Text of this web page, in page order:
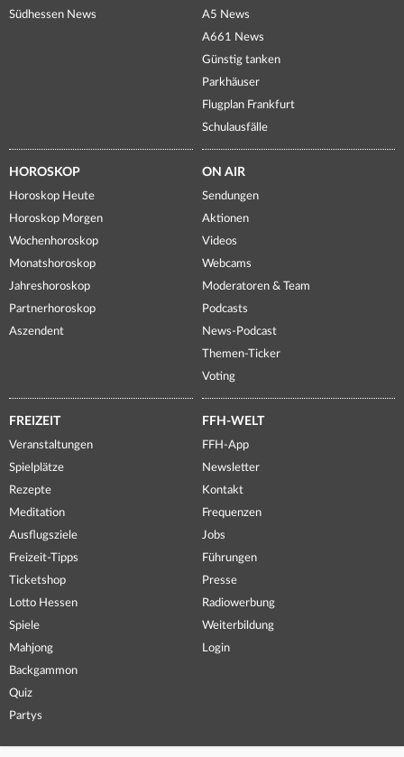
Südhessen News
A5 News
A661 News
Günstig tanken
Parkhäuser
Flugplan Frankfurt
Schulausfälle
HOROSKOP
Horoskop Heute
Horoskop Morgen
Wochenhoroskop
Monatshoroskop
Jahreshoroskop
Partnerhoroskop
Aszendent
ON AIR
Sendungen
Aktionen
Videos
Webcams
Moderatoren & Team
Podcasts
News-Podcast
Themen-Ticker
Voting
FREIZEIT
Veranstaltungen
Spielplätze
Rezepte
Meditation
Ausflugsziele
Freizeit-Tipps
Ticketshop
Lotto Hessen
Spiele
Mahjong
Backgammon
Quiz
Partys
FFH-WELT
FFH-App
Newsletter
Kontakt
Frequenzen
Jobs
Führungen
Presse
Radiowerbung
Weiterbildung
Login